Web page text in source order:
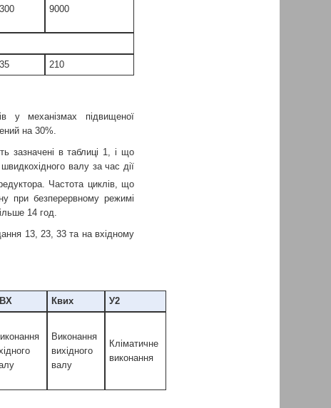
9000
210
у механізмах підвищеної
на 30%.
зазначені в таблиці 1, і що
валу за час дії
Частота циклів, що
при безперервному режимі
14 год.
13, 23, 33 та на вхідному
Квих У2
Виконання
вихідного
валу
Кліматичне
виконання